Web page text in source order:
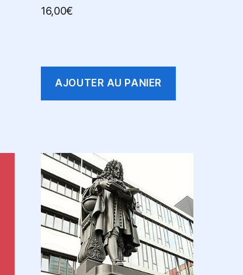
16,00€
AJOUTER AU PANIER